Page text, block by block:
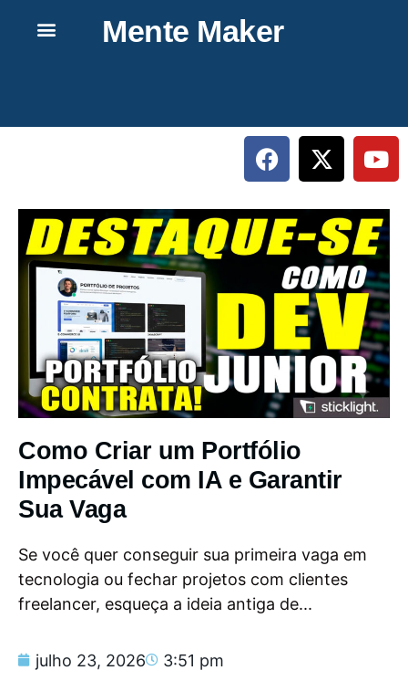
Mente Maker
Como Criar um Portfólio
Impecável com IA e Garantir
Sua Vaga
Se você quer conseguir sua primeira vaga em
tecnologia ou fechar projetos com clientes
freelancer, esqueça a ideia antiga de...
julho 23, 2026 3:51 pm